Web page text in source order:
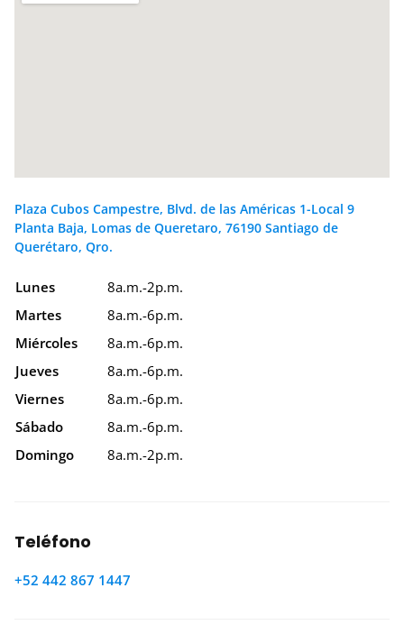
Plaza Cubos Campestre, Blvd. de las Américas 1-Local 9
Planta Baja, Lomas de Queretaro, 76190 Santiago de
Querétaro, Qro.
Lunes
8a.m.-2p.m.
Martes
8a.m.-6p.m.
Miércoles
8a.m.-6p.m.
Jueves
8a.m.-6p.m.
Viernes
8a.m.-6p.m.
Sábado
8a.m.-6p.m.
Domingo
8a.m.-2p.m.
Teléfono
+52 442 867 1447